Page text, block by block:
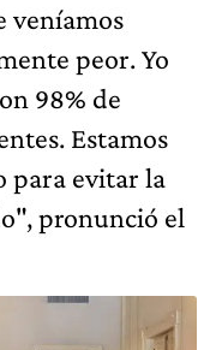
veníamos
peor. Yo
98% de
Estamos
para evitar la
pronunció el